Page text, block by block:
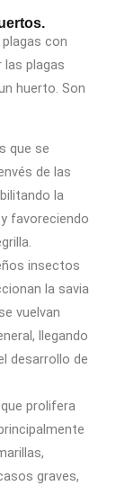
con
plagas
huerto. Son
que se
de las
la
favoreciendo
insectos
la savia
vuelvan
llegando
desarrollo de
prolifera
graves,